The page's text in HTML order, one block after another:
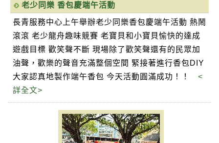
老少同樂 香包慶端午活動
長青服務中心上午舉辦老少同樂香包慶端午活動 熱鬧
滾滾 老少龍舟趣味競賽 老寶貝和小寶貝愉快的達成
遊戲目標 歡笑聲不斷 現場除了歡笑聲還有的民眾加
油聲，歡樂的聲音充滿整個空間 緊接著進行香包DIY
大家認真地製作端午香包 今天活動圓滿成功！！ <
詳全文>